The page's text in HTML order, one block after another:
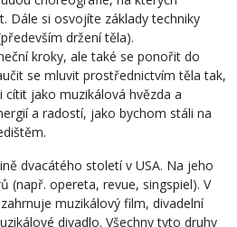
Dále si osvojíte základy techniky
držení těla).
kroky, ale také se ponořit do
se mluvit prostřednictvím těla tak,
jako muzikálová hvězda a
a radostí, jako bychom stáli na
dvacátého století v USA. Na jeho
(např. opereta, revue, singspiel). V
muzikálový film, divadelní
divadlo. Všechny tyto druhy